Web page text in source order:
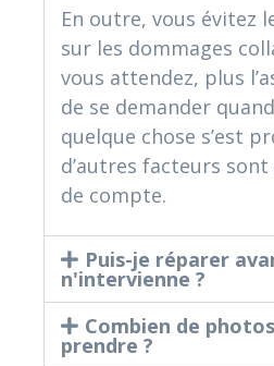
En outre, vous évitez
sur les dommages
vous attendez, plus
de se demander
quelque chose s’est
d’autres facteurs
de compte.
Puis-je réparer
n'intervienne ?
Combien de
prendre ?